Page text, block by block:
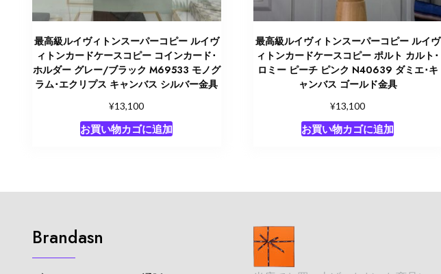
最高級ルイヴィトンスーパーコピー ルイヴ
ィトンカードケースコピー コインカード･
ホルダー グレー/ブラック M69533 モノグ
ラム･エクリプス キャンバス シルバー金具
¥13,100
お買い物カゴに追加
最高級ルイヴィトンスーパーコピー ルイヴ
ィトンカードケースコピー ポルト カルト･
ロミー ピーチ ピンク N40639 ダミエ･キ
ャンバス ゴールド金具
¥13,100
お買い物カゴに追加
Brandasn